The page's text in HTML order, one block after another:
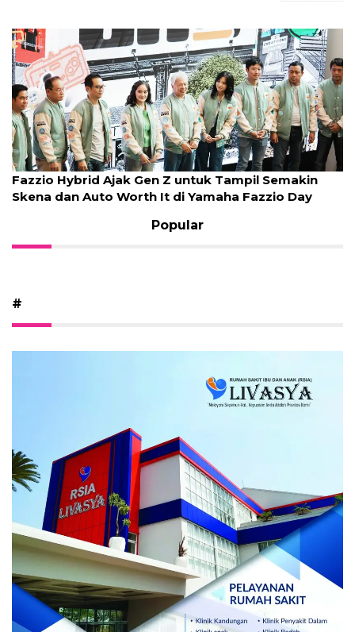
Fazzio Hybrid Ajak Gen Z untuk Tampil Semakin
Skena dan Auto Worth It di Yamaha Fazzio Day
Popular
#